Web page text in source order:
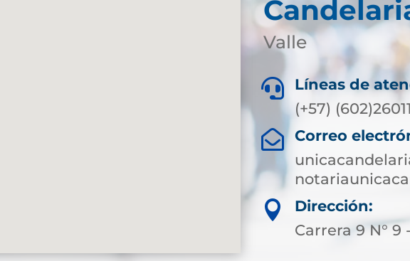
Valle

Líneas de
(+57)

Correo

Dirección:
Carrera 9 N° 9